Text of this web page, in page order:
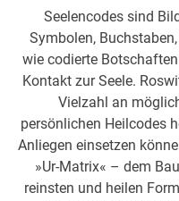
Seelencodes sind
Symbolen,
wie codierte
Kontakt zur Seele.
Vielzahl an
persönlichen Heilcodes
Anliegen einsetzen
»Ur-Matrix« – dem
reinsten und heilen